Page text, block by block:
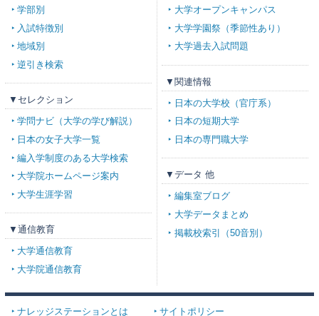
学部別
入試特徴別
地域別
逆引き検索
▼セレクション
学問ナビ（大学の学び解説）
日本の女子大学一覧
編入学制度のある大学検索
大学院ホームページ案内
大学生涯学習
▼通信教育
大学通信教育
大学院通信教育
大学オープンキャンパス
大学学園祭（季節性あり）
大学過去入試問題
▼関連情報
日本の大学校（官庁系）
日本の短期大学
日本の専門職大学
▼データ 他
編集室ブログ
大学データまとめ
掲載校索引（50音別）
ナレッジステーションとは サイトポリシー